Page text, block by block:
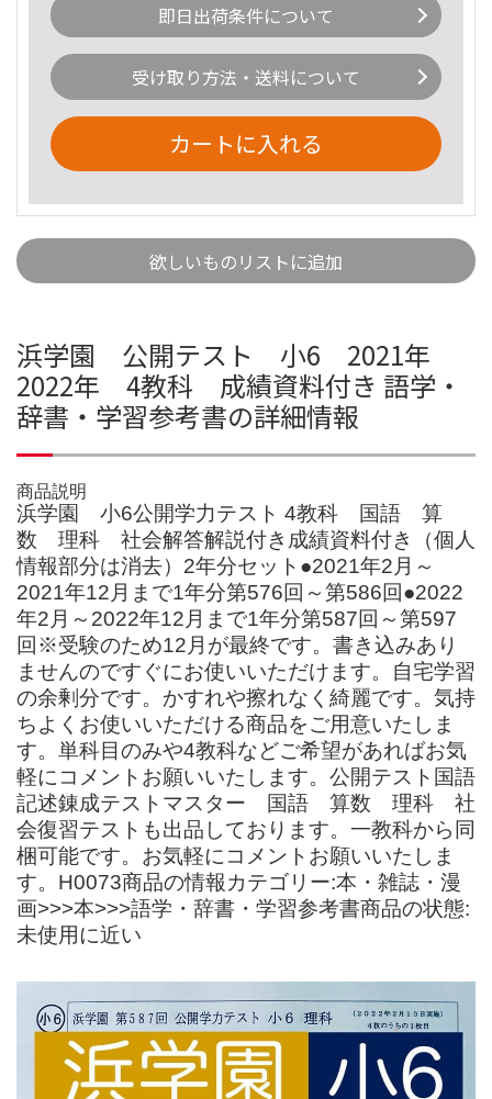
即日出荷条件について
受け取り方法・送料について
カートに入れる
欲しいものリストに追加
浜学園 公開テスト 小6 2021年
2022年 4教科 成績資料付き 語学・
辞書・学習参考書の詳細情報
商品説明
浜学園 小6公開学力テスト 4教科 国語 算
数 理科 社会解答解説付き成績資料付き（個人
情報部分は消去）2年分セット●2021年2月～
2021年12月まで1年分第576回～第586回●2022
年2月～2022年12月まで1年分第587回～第597
回※受験のため12月が最終です。書き込みあり
ませんのですぐにお使いいただけます。自宅学習
の余剰分です。かすれや擦れなく綺麗です。気持
ちよくお使いいただける商品をご用意いたしま
す。単科目のみや4教科などご希望があればお気
軽にコメントお願いいたします。公開テスト国語
記述錬成テストマスター 国語 算数 理科 社
会復習テストも出品しております。一教科から同
梱可能です。お気軽にコメントお願いいたしま
す。H0073商品の情報カテゴリー:本・雑誌・漫
画>>>本>>>語学・辞書・学習参考書商品の状態:
未使用に近い